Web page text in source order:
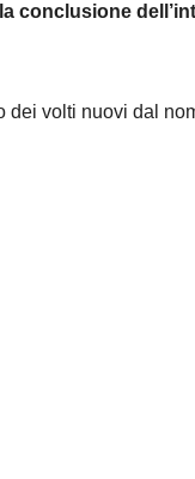
conclusione
dei volti nuovi dal